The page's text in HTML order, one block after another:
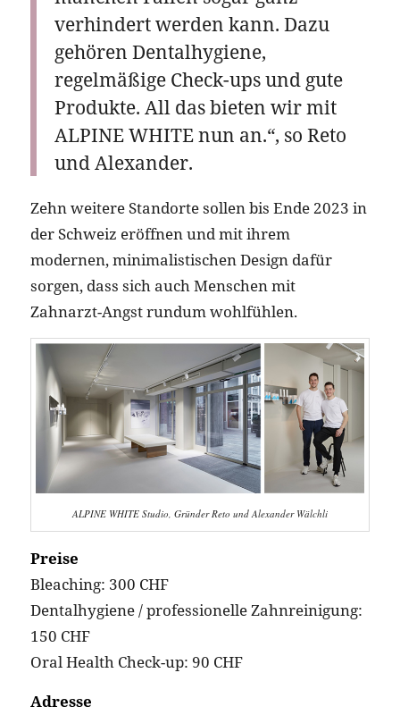
verhindert werden kann. Dazu
gehören Dentalhygiene,
regelmäßige Check-ups und gute
Produkte. All das bieten wir mit
ALPINE WHITE nun an.“, so Reto
und Alexander.
Zehn weitere Standorte sollen bis Ende 2023 in
der Schweiz eröffnen und mit ihrem
modernen, minimalistischen Design dafür
sorgen, dass sich auch Menschen mit
Zahnarzt-Angst rundum wohlfühlen.
ALPINE WHITE Studio, Gründer Reto und Alexander Wälchli
Preise
Bleaching: 300 CHF
Dentalhygiene / professionelle Zahnreinigung:
150 CHF
Oral Health Check-up: 90 CHF
Adresse